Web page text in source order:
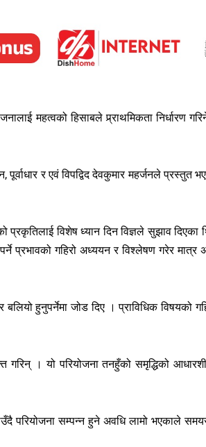
महत्वको हिसाबले प्र्राथमिकता निर्धारण
र एवं विपद्विद देवकुमार महर्जनले प्रस्तुत
प्रकृतिलाई विशेष ध्यान दिन विज्ञले सुझाव दिएका
पर्ने प्रभावको गहिरो अध्ययन र विश्लेषण गरेर मात्र
हुनुपर्नेमा जोड दिए । प्राविधिक विषयको
। यो परियोजना तनहुँको समृद्धिको
परियोजना सम्पन्न हुने अवधि लामो भएकाले